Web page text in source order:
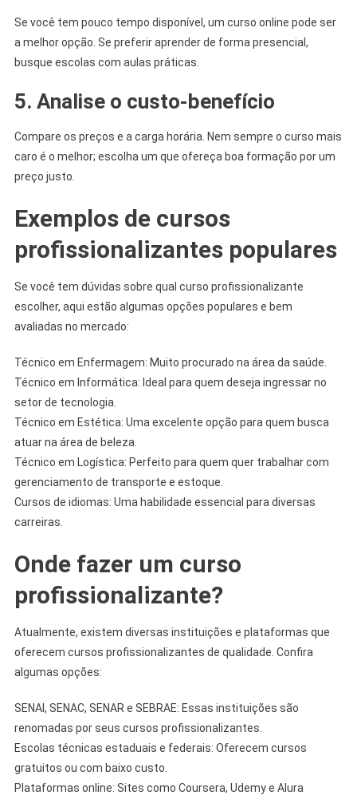
Se você tem pouco tempo disponível, um curso online pode ser
a melhor opção. Se preferir aprender de forma presencial,
busque escolas com aulas práticas.
5. Analise o custo-benefício
Compare os preços e a carga horária. Nem sempre o curso mais
caro é o melhor; escolha um que ofereça boa formação por um
preço justo.
Exemplos de cursos
profissionalizantes populares
Se você tem dúvidas sobre qual curso profissionalizante
escolher, aqui estão algumas opções populares e bem
avaliadas no mercado:
Técnico em Enfermagem: Muito procurado na área da saúde.
Técnico em Informática: Ideal para quem deseja ingressar no
setor de tecnologia.
Técnico em Estética: Uma excelente opção para quem busca
atuar na área de beleza.
Técnico em Logística: Perfeito para quem quer trabalhar com
gerenciamento de transporte e estoque.
Cursos de idiomas: Uma habilidade essencial para diversas
carreiras.
Onde fazer um curso
profissionalizante?
Atualmente, existem diversas instituições e plataformas que
oferecem cursos profissionalizantes de qualidade. Confira
algumas opções:
SENAI, SENAC, SENAR e SEBRAE: Essas instituições são
renomadas por seus cursos profissionalizantes.
Escolas técnicas estaduais e federais: Oferecem cursos
gratuitos ou com baixo custo.
Plataformas online: Sites como Coursera, Udemy e Alura